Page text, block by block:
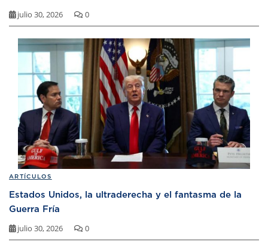
julio 30, 2026 0
ARTÍCULOS
Estados Unidos, la ultraderecha y el fantasma de la
Guerra Fría
julio 30, 2026 0